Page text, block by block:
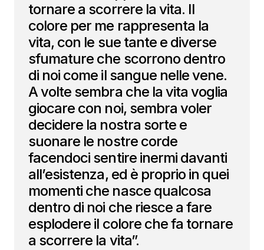
tornare a scorrere la vita. Il
colore per me rappresenta la
vita, con le sue tante e diverse
sfumature che scorrono dentro
di noi come il sangue nelle vene.
A volte sembra che la vita voglia
giocare con noi, sembra voler
decidere la nostra sorte e
suonare le nostre corde
facendoci sentire inermi davanti
all’esistenza, ed è proprio in quei
momenti che nasce qualcosa
dentro di noi che riesce a fare
esplodere il colore che fa tornare
a scorrere la vita”.